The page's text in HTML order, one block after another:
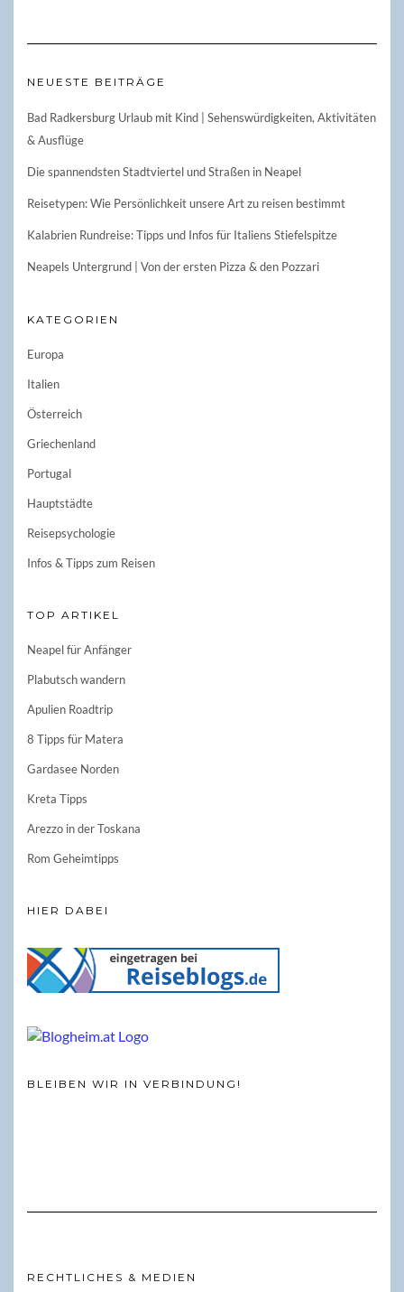
NEUESTE BEITRÄGE
Bad Radkersburg Urlaub mit Kind | Sehenswürdigkeiten, Aktivitäten
& Ausflüge
Die spannendsten Stadtviertel und Straßen in Neapel
Reisetypen: Wie Persönlichkeit unsere Art zu reisen bestimmt
Kalabrien Rundreise: Tipps und Infos für Italiens Stiefelspitze
Neapels Untergrund | Von der ersten Pizza & den Pozzari
KATEGORIEN
Europa
Italien
Österreich
Griechenland
Portugal
Hauptstädte
Reisepsychologie
Infos & Tipps zum Reisen
TOP ARTIKEL
Neapel für Anfänger
Plabutsch wandern
Apulien Roadtrip
8 Tipps für Matera
Gardasee Norden
Kreta Tipps
Arezzo in der Toskana
Rom Geheimtipps
HIER DABEI
BLEIBEN WIR IN VERBINDUNG!
RECHTLICHES & MEDIEN